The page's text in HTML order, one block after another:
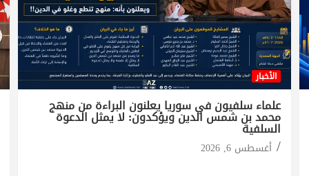
الأخبار
علماء سلفيون في سوريا يعلنون البراءة من منهج
محمد بن شمس الدين ويؤكدون: لا يمثل الدعوة
السلفية
أغسطس 6, 2026